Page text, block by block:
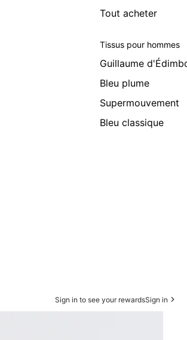
Tout acheter
Tissus pour hommes
Guillaume
Bleu plume
Supermouvement
Bleu classique
Sign in to see your rewardsSign in